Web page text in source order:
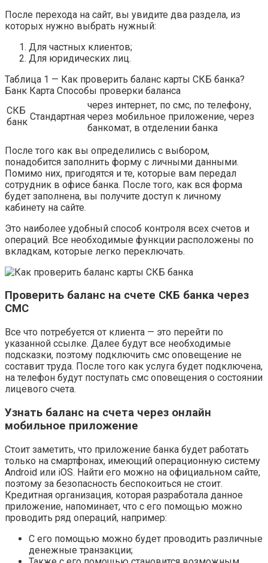
После перехода на сайт, вы увидите два раздела, из
которых нужно выбрать нужный:
Для частных клиентов;
Для юридических лиц.
Таблица 1 — Как проверить баланс карты СКБ банка?
Банк Карта Способы проверки баланса
СКБ
банк Стандартная
через интернет, по смс, по телефону,
через мобильное приложение, через
банкомат, в отделении банка
После того как вы определились с выбором,
понадобится заполнить форму с личными данными.
Помимо них, пригодятся и те, которые вам передал
сотрудник в офисе банка. После того, как вся форма
будет заполнена, вы получите доступ к личному
кабинету на сайте.
Это наиболее удобный способ контроля всех счетов и
операций. Все необходимые функции расположены по
вкладкам, которые легко переключать.
Проверить баланс на счете СКБ банка через
СМС
Все что потребуется от клиента — это перейти по
указанной ссылке. Далее будут все необходимые
подсказки, поэтому подключить смс оповещение не
составит труда. После того как услуга будет подключена,
на телефон будут поступать смс оповещения о состоянии
лицевого счета.
Узнать баланс на счета через онлайн
мобильное приложение
Стоит заметить, что приложение банка будет работать
только на смартфонах, имеющий операционную систему
Android или iOS. Найти его можно на официальном сайте,
поэтому за безопасность беспокоиться не стоит.
Кредитная организация, которая разработала данное
приложение, напоминает, что с его помощью можно
проводить ряд операций, например:
С его помощью можно будет проводить различные
денежные транзакции;